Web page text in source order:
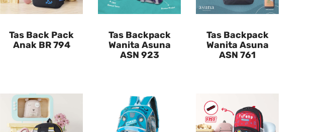
Tas Back Pack
Anak BR 794
Tas Backpack
Wanita Asuna
ASN 923
Tas Backpack
Wanita Asuna
ASN 761